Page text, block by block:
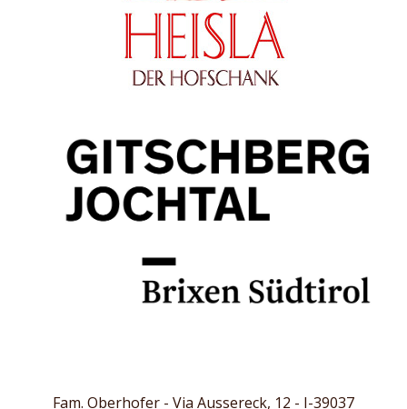
Fam. Oberhofer - Via Aussereck, 12 - I-39037